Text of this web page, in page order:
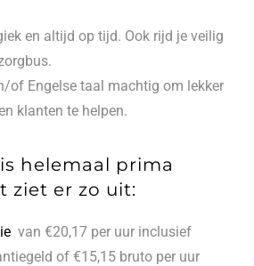
en altijd op tijd. Ook rijd je veilig
of Engelse taal machtig om lekker
klanten te helpen.
helemaal prima
ziet er zo uit:
van €20,17 per uur inclusief
of €15,15 bruto per uur